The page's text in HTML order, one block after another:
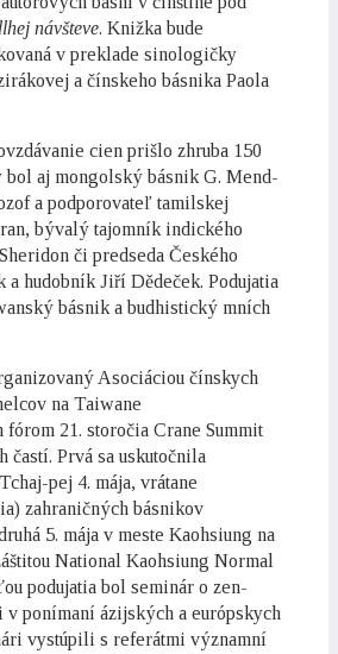
návšteve. Knižka bude
v preklade sinologičky
a čínskeho básnika Paola
cien prišlo zhruba 150
bol aj mongolský básnik G. Mend-
a podporovateľ tamilskej
bývalý tajomník indického
či predseda Českého
a hudobník Jiří Dědeček. Podujatia
básnik a budhistický mních
Asociáciou čínskych
na Taiwane
21. storočia Crane Summit
častí. Prvá sa uskutočnila
pej 4. mája, vrátane
zahraničných básnikov
5. mája v meste Kaohsiung na
National Kaohsiung Normal
podujatia bol seminár o zen-
v ponímaní ázijských a európskych
vystúpili s referátmi významní